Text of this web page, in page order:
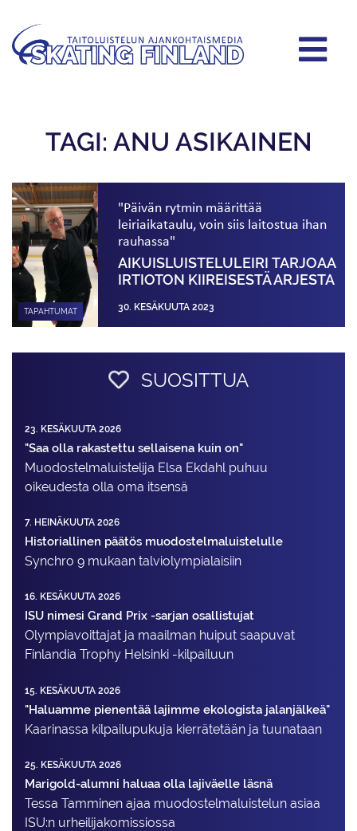
TAGI: ANU ASIKAINEN
TAPAHTUMAT
"Päivän rytmin määrittää
leiriaikataulu, voin siis laitostua ihan
rauhassa"
AIKUIS­­LUISTELULEIRI TARJOAA
IRTIOTON KIIREISESTÄ ARJESTA
30. KESÄKUUTA 2023
SUOSITTUA
23. KESÄKUUTA 2026
"Saa olla rakastettu sellaisena kuin on"
Muodostelma­luistelija Elsa Ekdahl puhuu
oikeudesta olla oma itsensä
7. HEINÄKUUTA 2026
Historiallinen päätös muodostelmaluistelulle
Synchro 9 mukaan talviolympialaisiin
16. KESÄKUUTA 2026
ISU nimesi Grand Prix -sarjan osallistujat
Olympiavoittajat ja maailman huiput saapuvat
Finlandia Trophy Helsinki -kilpailuun
15. KESÄKUUTA 2026
"Haluamme pienentää lajimme ekologista jalanjälkeä"
Kaarinassa kilpailupukuja kierrätetään ja tuunataan
25. KESÄKUUTA 2026
Marigold-alumni haluaa olla lajiväelle läsnä
Tessa Tamminen ajaa muodostelma­luistelun asiaa
ISU:n urheilija­komissiossa